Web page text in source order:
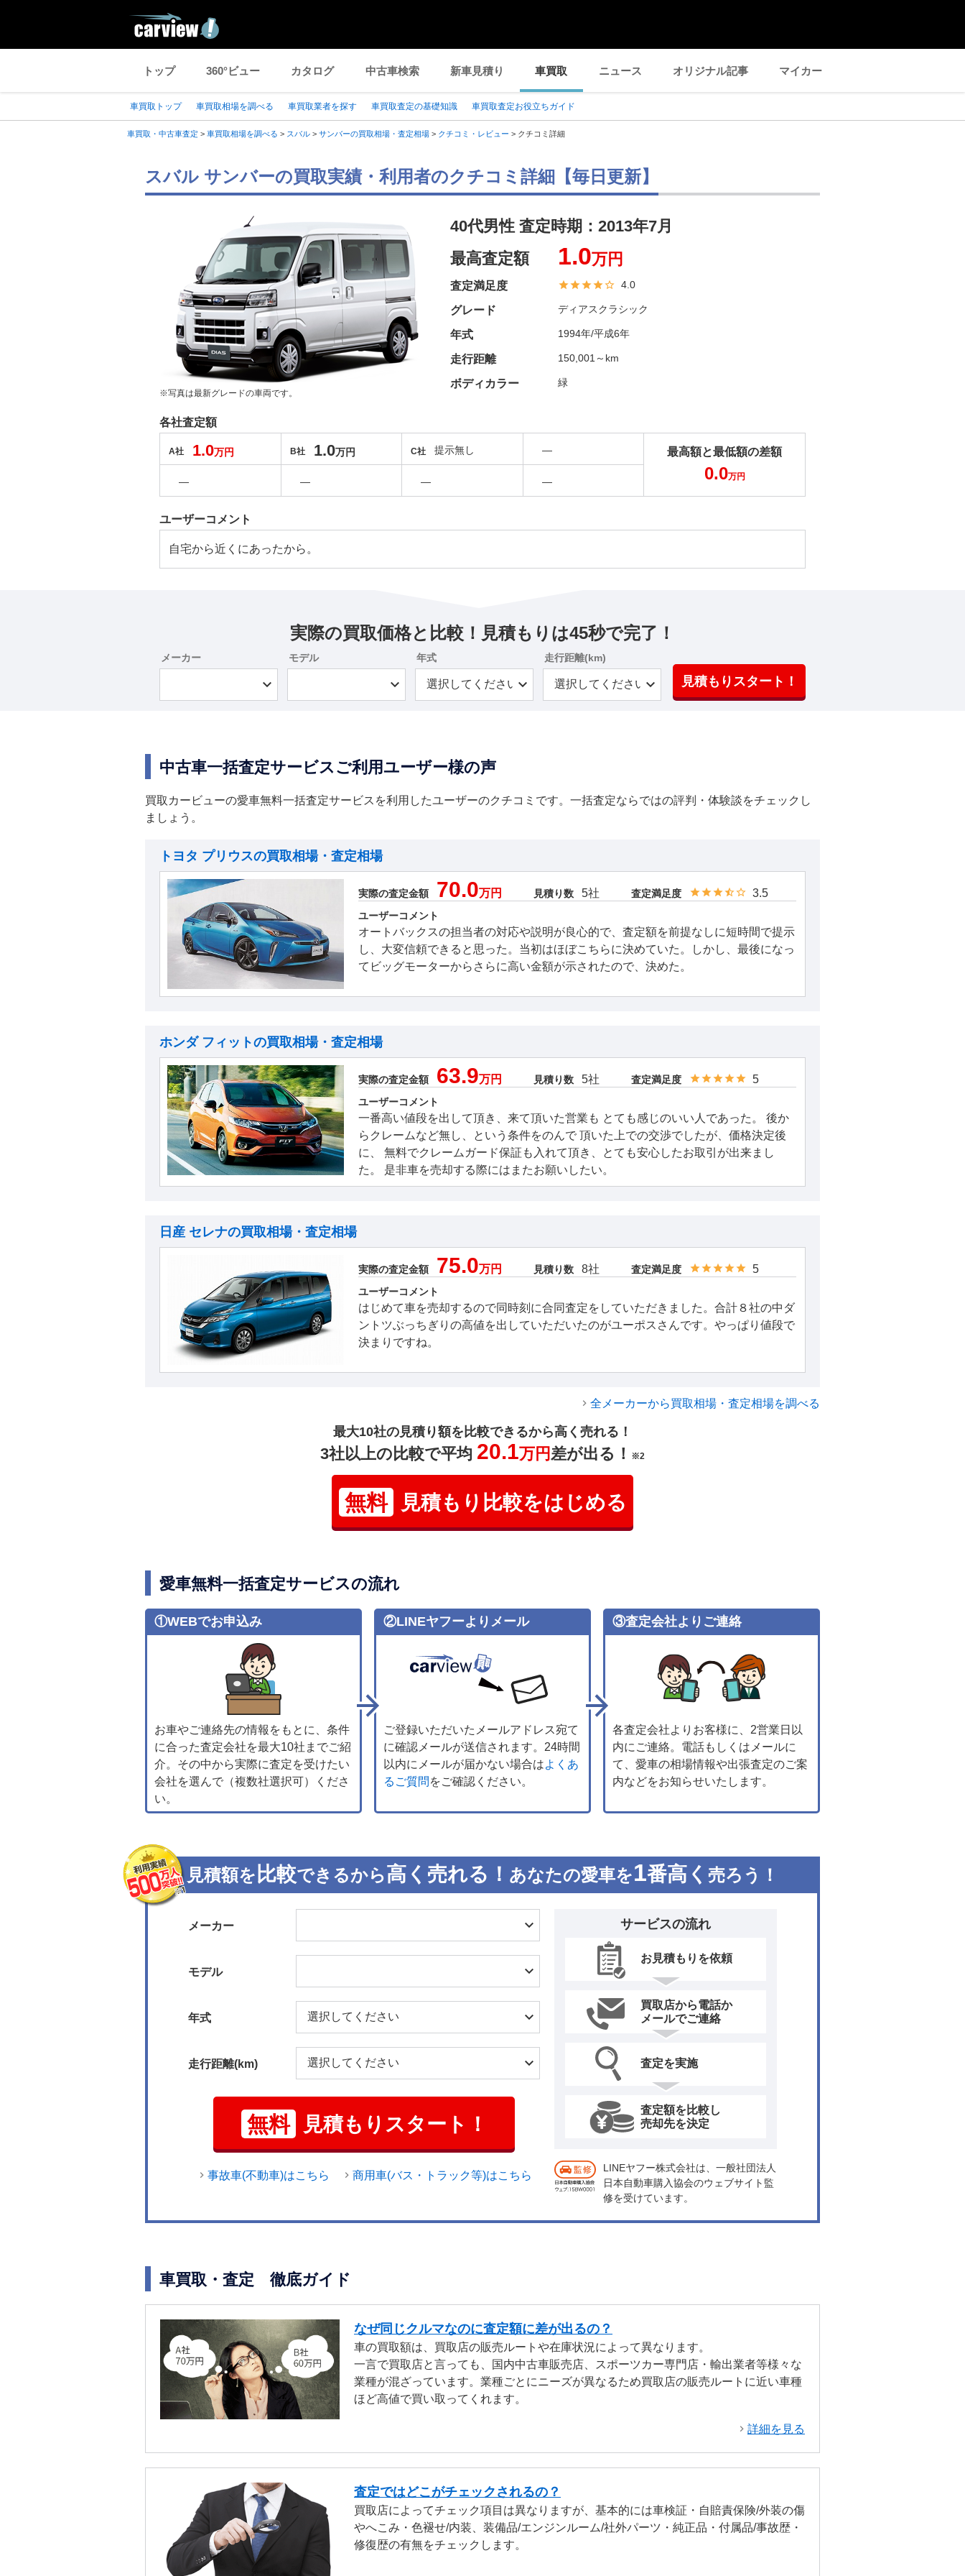
トップ 360°ビュー カタログ 中古車検索 新車見積り 車買取 ニュース オリジナル記事 マイカー
車買取トップ 車買取相場を調べる 車買取業者を探す 車買取査定の基礎知識 車買取査定お役立ちガイド
車買取・中古車査定 > 車買取相場を調べる > スバル > サンバーの買取相場・査定相場 > クチコミ・レビュー > クチコミ詳細
スバル サンバーの買取実績・利用者のクチコミ詳細【毎日更新】
※写真は最新グレードの車両です。
40代男性 査定時期： 2013年7月
最高査定額
1.0万円
査定満足度 4.0
グレード ディアスクラシック
年式 1994年/平成6年
走行距離 150,001～km
ボディカラー 緑
各社査定額
A社 1.0万円 B社 1.0万円 C社 提示無し ―
― ― ― ―
最高額と最低額の差額
0.0万円
ユーザーコメント
自宅から近くにあったから。
実際の買取価格と比較！見積もりは45秒で完了！
メーカー モデル 年式 走行距離(km)
見積もりスタート！
中古車一括査定サービスご利用ユーザー様の声
買取カービューの愛車無料一括査定サービスを利用したユーザーのクチコミです。一括査定ならではの評判・体験談をチェックし
ましょう。
トヨタ プリウスの買取相場・査定相場
実際の査定金額 70.0万円 見積り数 5社 査定満足度 3.5
ユーザーコメント
オートバックスの担当者の対応や説明が良心的で、査定額を前提なしに短時間で提示
し、大変信頼できると思った。当初はほぼこちらに決めていた。しかし、最後になっ
てビッグモーターからさらに高い金額が示されたので、決めた。
ホンダ フィットの買取相場・査定相場
実際の査定金額 63.9万円 見積り数 5社 査定満足度 5
ユーザーコメント
一番高い値段を出して頂き、来て頂いた営業も とても感じのいい人であった。 後か
らクレームなど無し、という条件をのんで 頂いた上での交渉でしたが、価格決定後
に、 無料でクレームガード保証も入れて頂き、とても安心したお取引が出来まし
た。 是非車を売却する際にはまたお願いしたい。
日産 セレナの買取相場・査定相場
実際の査定金額 75.0万円 見積り数 8社 査定満足度 5
ユーザーコメント
はじめて車を売却するので同時刻に合同査定をしていただきました。合計８社の中ダ
ントツぶっちぎりの高値を出していただいたのがユーポスさんです。やっぱり値段で
決まりですね。
全メーカーから買取相場・査定相場を調べる
最大10社の見積り額を比較できるから高く売れる！
3社以上の比較で平均 20.1万円差が出る！ ※2
無料 見積もり比較をはじめる
愛車無料一括査定サービスの流れ
①WEBでお申込み
お車やご連絡先の情報をもとに、条件
に合った査定会社を最大10社までご紹
介。その中から実際に査定を受けたい
会社を選んで（複数社選択可）くださ
い。
②LINEヤフーよりメール
ご登録いただいたメールアドレス宛て
に確認メールが送信されます。24時間
以内にメールが届かない場合はよくあ
るご質問 をご確認ください。
③査定会社よりご連絡
各査定会社よりお客様に、2営業日以
内にご連絡。電話もしくはメールに
て、愛車の相場情報や出張査定のご案
内などをお知らせいたします。
見積額を 比較できるから高く売れる！ あなたの愛車を1番高く 売ろう！
メーカー
モデル
年式
走行距離(km)
無料 見積もりスタート！
事故車(不動車)はこちら 商用車(バス・トラック等)はこちら
サービスの流れ
お見積もりを依頼
買取店から電話か
メールでご連絡
査定を実施
査定額を比較し
売却先を決定
LINEヤフー株式会社は、一般社団法人
日本自動車購入協会のウェブサイト監
修を受けています。
車買取・査定 徹底ガイド
なぜ同じクルマなのに査定額に差が出るの？
車の買取額は、買取店の販売ルートや在庫状況によって異なります。
一言で買取店と言っても、国内中古車販売店、スポーツカー専門店・輸出業者等様々な
業種が混ざっています。業種ごとにニーズが異なるため買取店の販売ルートに近い車種
ほど高値で買い取ってくれます。
詳細を見る
査定ではどこがチェックされるの？
買取店によってチェック項目は異なりますが、基本的には車検証・自賠責保険/外装の傷
やへこみ・色褪せ/内装、装備品/エンジンルーム/社外パーツ・純正品・付属品/事故歴・
修復歴の有無をチェックします。